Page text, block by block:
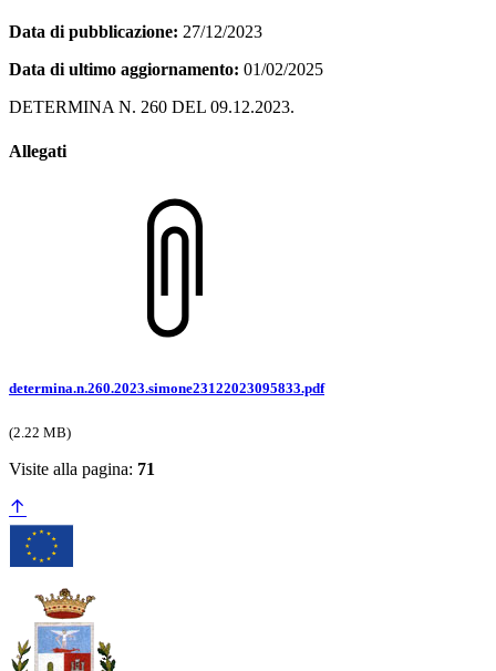
Data di pubblicazione: 27/12/2023
Data di ultimo aggiornamento: 01/02/2025
DETERMINA N. 260 DEL 09.12.2023.
Allegati
determina.n.260.2023.simone23122023095833.pdf
(2.22 MB)
Visite alla pagina: 71